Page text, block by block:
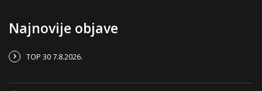
Najnovije objave
TOP 30 7.8.2026.